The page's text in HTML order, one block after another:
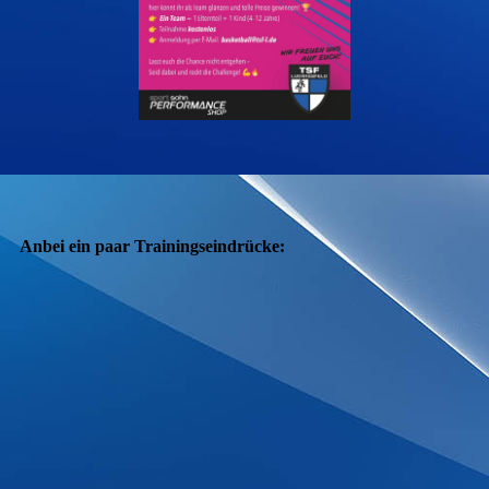
Anbei ein paar Trainingseindrücke: